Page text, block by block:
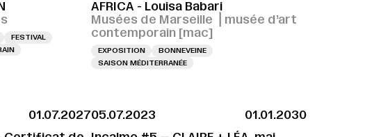
FESTIVAL
AFRICA - Louisa Babari
Musées de Marseille ⎪musée d’art
contemporain [mac]
EXPOSITION
BONNEVEINE
SAISON MÉDITERRANÉE
01.07.202705.07.2023
01.01.2030